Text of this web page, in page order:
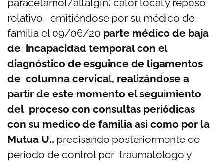
paracetamol/altalgin) calor local y reposo
relativo, emitiéndose por su médico de
familia el 09/06/20 parte médico de baja
de incapacidad temporal con el
diagnóstico de esguince de ligamentos
de columna cervical, realizándose a
partir de este momento el seguimiento
del proceso con consultas periódicas
con su medico de familia asi como por la
Mutua U., precisando posteriormente de
periodo de control por traumatólogo y